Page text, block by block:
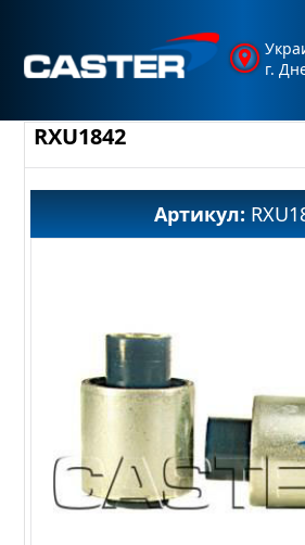
г.
RXU1842
Артикул: